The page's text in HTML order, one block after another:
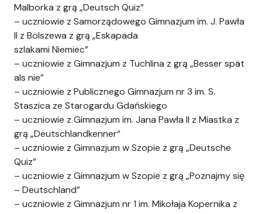
Malborka z grą „Deutsch Quiz”
– uczniowie z Samorządowego Gimnazjum im. J. Pawła
II z Bolszewa z grą „Eskapada
szlakami Niemiec”
– uczniowie z Gimnazjum z Tuchlina z grą „Besser spät
als nie”
– uczniowie z Publicznego Gimnazjum nr 3 im. S.
Staszica ze Starogardu Gdańskiego
– uczniowie z Gimnazjum im. Jana Pawła II z Miastka z
grą „Deutschlandkenner“
– uczniowie z Gimnazjum w Szopie z grą „Deutsche
Quiz”
– uczniowie z Gimnazjum w Szopie z grą „Poznajmy się
– Deutschland”
– uczniowie z Gimnazjum nr 1 im. Mikołaja Kopernika z